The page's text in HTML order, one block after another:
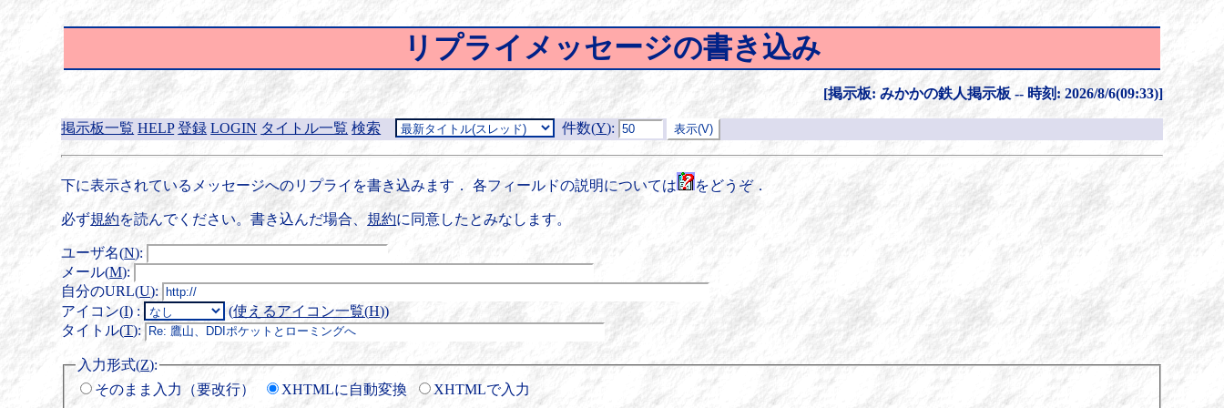
リプライメッセージの書き込み
[掲示板: みかかの鉄人掲示板 -- 時刻: 2026/8/6(09:33)]
掲示板一覧 HELP 登録 LOGIN タイトル一覧 検索 件数(Y):
下に表示されているメッセージへのリプライを書き込みます． 各フィールドの説明については をどうぞ．
必ず規約を読んでください。書き込んだ場合、 規約に同意したとみなします。
ユーザ名(N):
メール(M):
自分のURL(U):
アイコン(I) : (使えるアイコン一覧(H))
タイトル(T):
入力形式(Z):
そのまま入力（要改行）
XHTMLに自動変換 XHTMLで入力